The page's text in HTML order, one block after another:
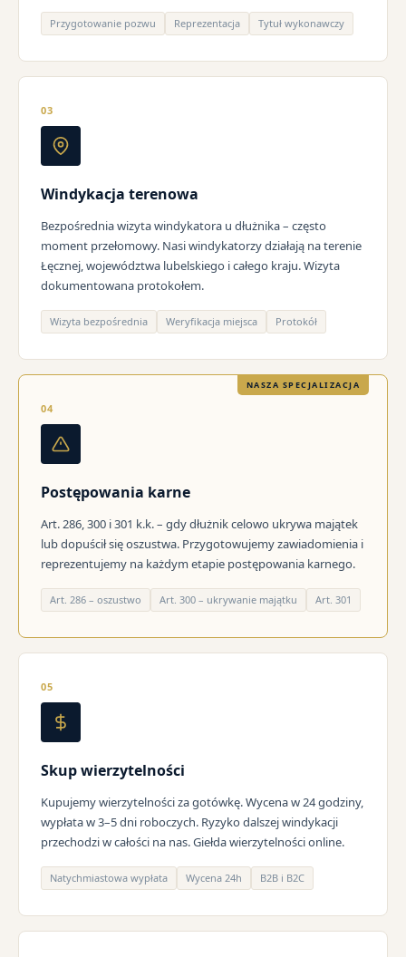
Przygotowanie pozwu Reprezentacja Tytuł wykonawczy
03
Windykacja terenowa
Bezpośrednia wizyta windykatora u dłużnika – często
moment przełomowy. Nasi windykatorzy działają na terenie
Łęcznej, województwa lubelskiego i całego kraju. Wizyta
dokumentowana protokołem.
Wizyta bezpośrednia Weryfikacja miejsca Protokół
NASZA SPECJALIZACJA
04
Postępowania karne
Art. 286, 300 i 301 k.k. – gdy dłużnik celowo ukrywa majątek
lub dopuścił się oszustwa. Przygotowujemy zawiadomienia i
reprezentujemy na każdym etapie postępowania karnego.
Art. 286 – oszustwo Art. 300 – ukrywanie majątku Art. 301
05
Skup wierzytelności
Kupujemy wierzytelności za gotówkę. Wycena w 24 godziny,
wypłata w 3–5 dni roboczych. Ryzyko dalszej windykacji
przechodzi w całości na nas. Giełda wierzytelności online.
Natychmiastowa wypłata Wycena 24h B2B i B2C